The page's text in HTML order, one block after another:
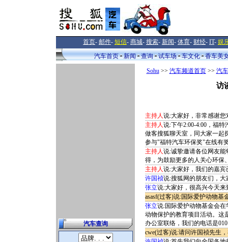
首页- 邮件- 短信- 商城- 搜索- 新闻- 体育- 财经- IT- 娱
汽车首页
新闻 查询 试车场 车文化 香车美
汽车查询
Sohu>> 汽车频道首页>> 汽
访
主持人说:大家好，非常感谢
主持人说:下午2:00-4:00，福
做客搜狐聊天室，同大家一起
参与"福特汽车环保奖"在线有
主持人说:诚挚邀请各位网友
得，为鼓励更多的人关心环保
主持人说:大家好，我们的嘉
许国祯说:搜狐网的朋友们，
张立说:大家好，很高兴今天
asasf(过客)说:国际爱护动物
张立说:国际爱护动物基金会
动物保护的教育项目活动。这
办公室联络，我们的电话是010
cwe(过客)说:请问许国祯先生